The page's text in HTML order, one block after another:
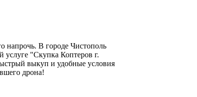
напрочь. В городе Чистополь
услуге "Скупка Коптеров г.
выкуп и удобные условия
дрона!